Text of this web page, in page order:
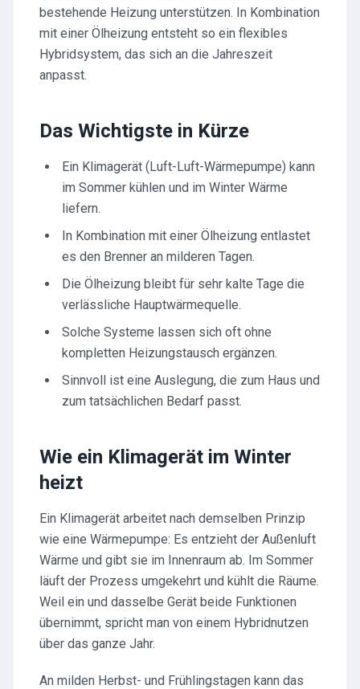
bestehende Heizung unterstützen. In Kombination
mit einer Ölheizung entsteht so ein flexibles
Hybridsystem, das sich an die Jahreszeit
anpasst.
Das Wichtigste in Kürze
Ein Klimagerät (Luft-Luft-Wärmepumpe) kann
im Sommer kühlen und im Winter Wärme
liefern.
In Kombination mit einer Ölheizung entlastet
es den Brenner an milderen Tagen.
Die Ölheizung bleibt für sehr kalte Tage die
verlässliche Hauptwärmequelle.
Solche Systeme lassen sich oft ohne
kompletten Heizungstausch ergänzen.
Sinnvoll ist eine Auslegung, die zum Haus und
zum tatsächlichen Bedarf passt.
Wie ein Klimagerät im Winter
heizt
Ein Klimagerät arbeitet nach demselben Prinzip
wie eine Wärmepumpe: Es entzieht der Außenluft
Wärme und gibt sie im Innenraum ab. Im Sommer
läuft der Prozess umgekehrt und kühlt die Räume.
Weil ein und dasselbe Gerät beide Funktionen
übernimmt, spricht man von einem Hybridnutzen
über das ganze Jahr.
An milden Herbst- und Frühlingstagen kann das